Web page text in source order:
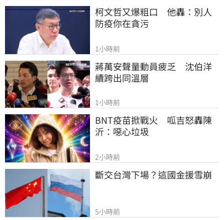
柯文哲又爆粗口　他轟：別人
防疫你在貪污
1小時前
蔣萬安聲量動員疲乏　沈伯洋
續跨出同溫層
1小時前
BNT疫苗掀戰火　呱吉怒轟陳
沂：噁心垃圾
2小時前
斷交台灣下場？這國金援雪崩
5小時前